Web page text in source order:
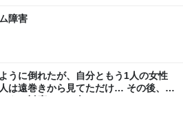
障害
うに倒れたが、自分ともう1人の女性
は遠巻きから見てただけ… その後、駅
うに対応され、辛くなった